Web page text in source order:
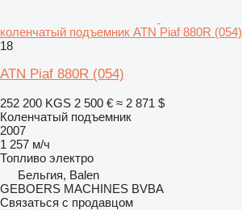
коленчатый подъемник ATN Piaf 880R (054)
18
ATN Piaf 880R (054)
252 200 KGS 2 500 € ≈ 2 871 $
Коленчатый подъемник
2007
1 257 м/ч
Топливо электро
Бельгия, Balen
GEBOERS MACHINES BVBA
Связаться с продавцом